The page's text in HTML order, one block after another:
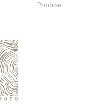
Produse